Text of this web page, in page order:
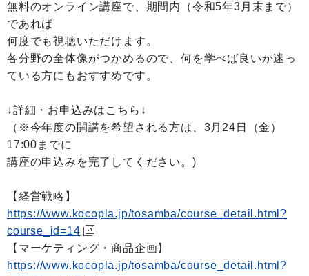
無料のオンライン講座で、期間内（令和5年3月末まで）
であれば
何度でも視聴いただけます。
各分野の全体像がつかめるので、何を学べば良いか迷っ
ている方にもおすすめです。
↓詳細・お申込みはこちら↓
（※今年度の開講を希望される方は、3月24日（金）
17:00までに
講座の申込みを完了してください。)
【経営戦略】
https://www.kocopla.jp/tosamba/course_detail.html?
course_id=14
【マーケティング・商品企画】
https://www.kocopla.jp/tosamba/course_detail.html?